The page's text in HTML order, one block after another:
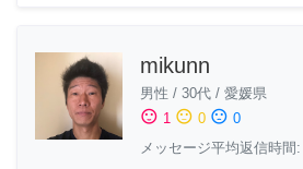
mikunn
男性 / 30代 / 愛媛県
sentiment_satisfied 1 sentiment_neutral 0 sentiment_dissatisfied 0
メッセージ平均返信時間